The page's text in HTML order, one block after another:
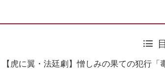
【虎に翼・法廷劇】憎しみの果ての犯行「